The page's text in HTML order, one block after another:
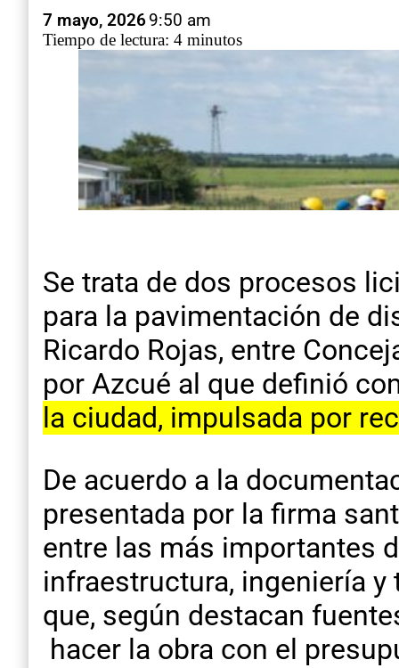
7 mayo, 20269:50 am
Tiempo de lectura: 4 minutos
Se trata de dos procesos
para la pavimentación de
Ricardo Rojas, entre
por Azcué al que definió
la ciudad, impulsada por
De acuerdo a la
presentada por la firma
entre las más importantes
infraestructura, ingeniería
que, según destacan
hacer la obra con el